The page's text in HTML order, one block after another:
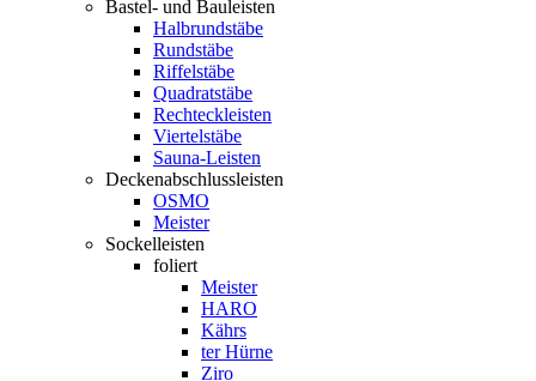
Bastel- und Bauleisten
Halbrundstäbe
Rundstäbe
Riffelstäbe
Quadratstäbe
Rechteckleisten
Viertelstäbe
Sauna-Leisten
Deckenabschlussleisten
OSMO
Meister
Sockelleisten
foliert
Meister
HARO
Kährs
ter Hürne
Ziro